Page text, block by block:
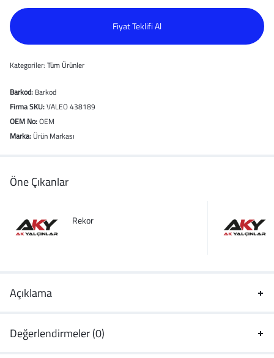
Fiyat Teklifi Al
Kategoriler: Tüm Ürünler
Barkod: Barkod
Firma SKU:VALEO 438189
OEM No:OEM
Marka: Ürün Markası
Öne Çıkanlar
Rekor
Açıklama
Değerlendirmeler (0)